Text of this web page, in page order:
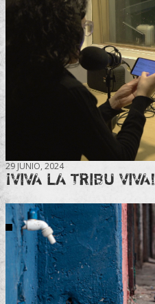
29 JUNIO, 2024
¡VIVA LA TRIBU VIVA!